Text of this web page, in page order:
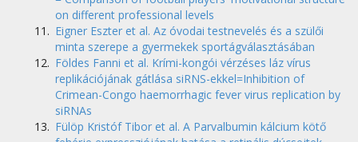
on different professional levels
Eigner Eszter et al. Az óvodai testnevelés és a szülői
minta szerepe a gyermekek sportágválasztásában
Földes Fanni et al. Krími-kongói vérzéses láz vírus
replikációjának gátlása siRNS-ekkel=Inhibition of
Crimean-Congo haemorrhagic fever virus replication by
siRNAs
Fülöp Kristóf Tibor et al. A Parvalbumin kálcium kötő